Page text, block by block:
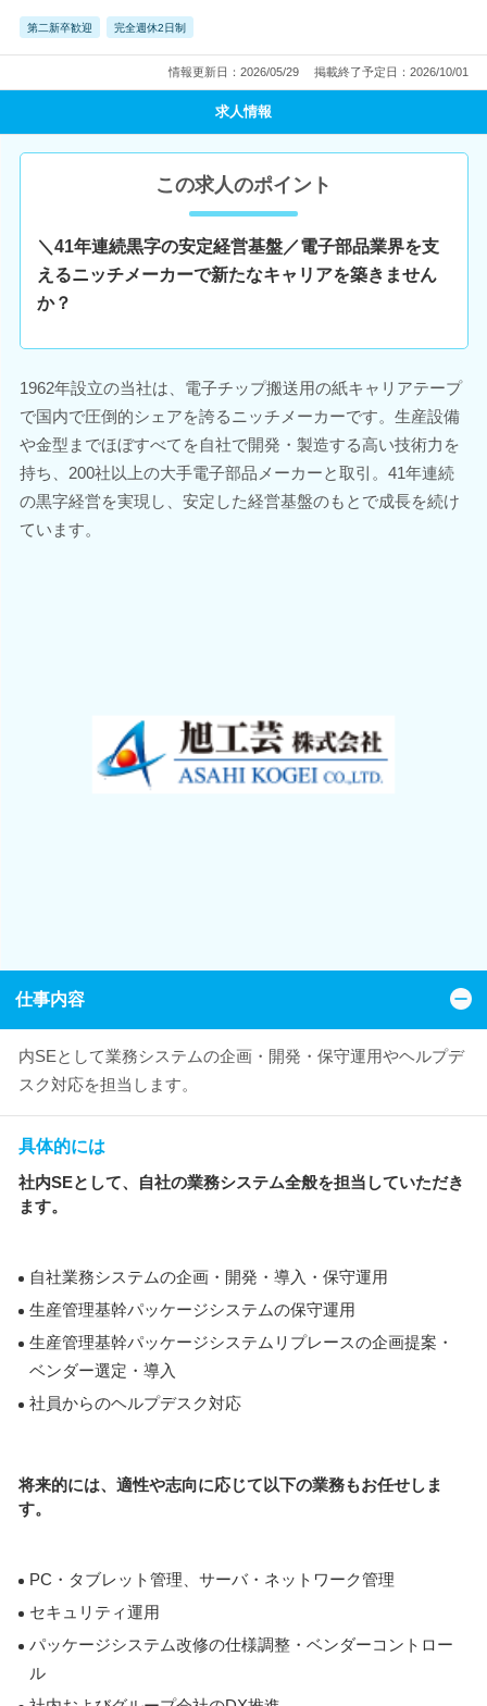
第二新卒歓迎 完全週休2日制
情報更新日：2026/05/29 掲載終了予定日：2026/10/01
求人情報
この求人のポイント
＼41年連続黒字の安定経営基盤／電子部品業界を支
えるニッチメーカーで新たなキャリアを築きません
か？
1962年設立の当社は、電子チップ搬送用の紙キャリアテープ
で国内で圧倒的シェアを誇るニッチメーカーです。生産設備
や金型までほぼすべてを自社で開発・製造する高い技術力を
持ち、200社以上の大手電子部品メーカーと取引。41年連続
の黒字経営を実現し、安定した経営基盤のもとで成長を続け
ています。
仕事内容
内SEとして業務システムの企画・開発・保守運用やヘルプデ
スク対応を担当します。
具体的には
社内SEとして、自社の業務システム全般を担当していただき
ます。
自社業務システムの企画・開発・導入・保守運用
生産管理基幹パッケージシステムの保守運用
生産管理基幹パッケージシステムリプレースの企画提案・
ベンダー選定・導入
社員からのヘルプデスク対応
将来的には、適性や志向に応じて以下の業務もお任せしま
す。
PC・タブレット管理、サーバ・ネットワーク管理
セキュリティ運用
パッケージシステム改修の仕様調整・ベンダーコントロー
ル